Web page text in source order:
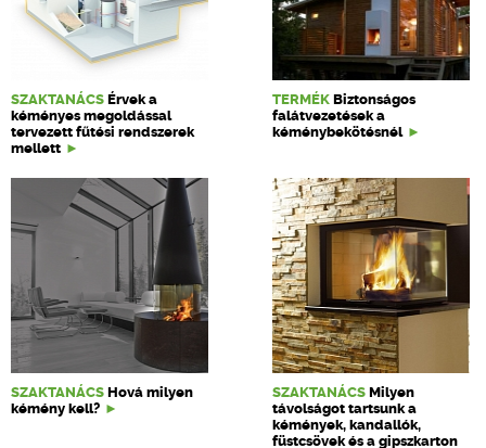
SZAKTANÁCS Érvek a
kéményes megoldással
tervezett fűtési rendszerek
mellett
TERMÉK Biztonságos
falátvezetések a
kéménybekötésnél
SZAKTANÁCS Hová milyen
kémény kell?
SZAKTANÁCS Milyen
távolságot tartsunk a
kémények, kandallók,
füstcsövek és a gipszkarton